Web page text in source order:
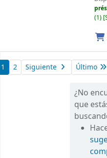
(1)
1 2 Siguiente Último
¿No
que